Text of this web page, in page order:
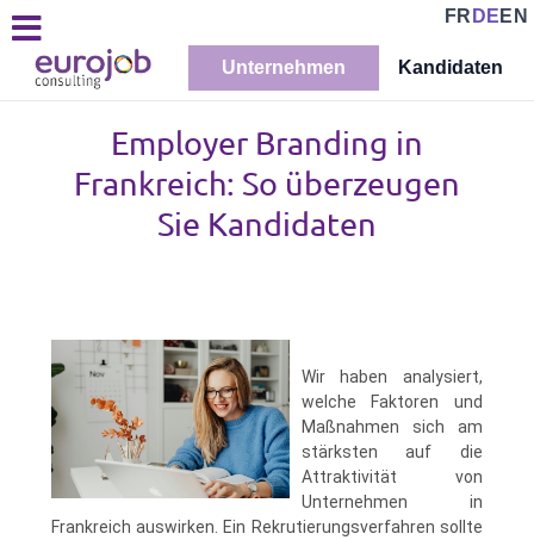
FR DE EN
Unternehmen Kandidaten
Employer Branding in
Frankreich: So überzeugen
Sie Kandidaten
Wir haben analysiert,
welche Faktoren und
Maßnahmen sich am
stärksten auf die
Attraktivität von
Unternehmen in
Frankreich auswirken. Ein Rekrutierungsverfahren sollte